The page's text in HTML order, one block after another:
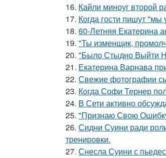
16. Кайли миноуг второй
17. Когда гости пишут
18. 60-Летняя Екатерина
19. "Ты изменщик,
20. "Было Стыдно Выйти
21. Екатерина Варнава
22. Свежие фотографии
23. Когда Софи Тернер
24. В Сети активно
25. "Признаю Свою
26. Сидни Суини ради
тренировки.
27. Снесла Суини с